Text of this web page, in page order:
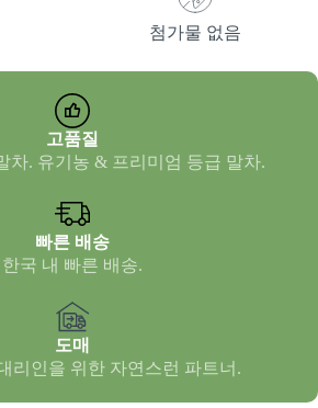
첨가물 없음
고품질
차. 유기농 & 프리미엄 등급 말차.
빠른 배송
한국 내 빠른 배송.
도매
리인을 위한 자연스런 파트너.